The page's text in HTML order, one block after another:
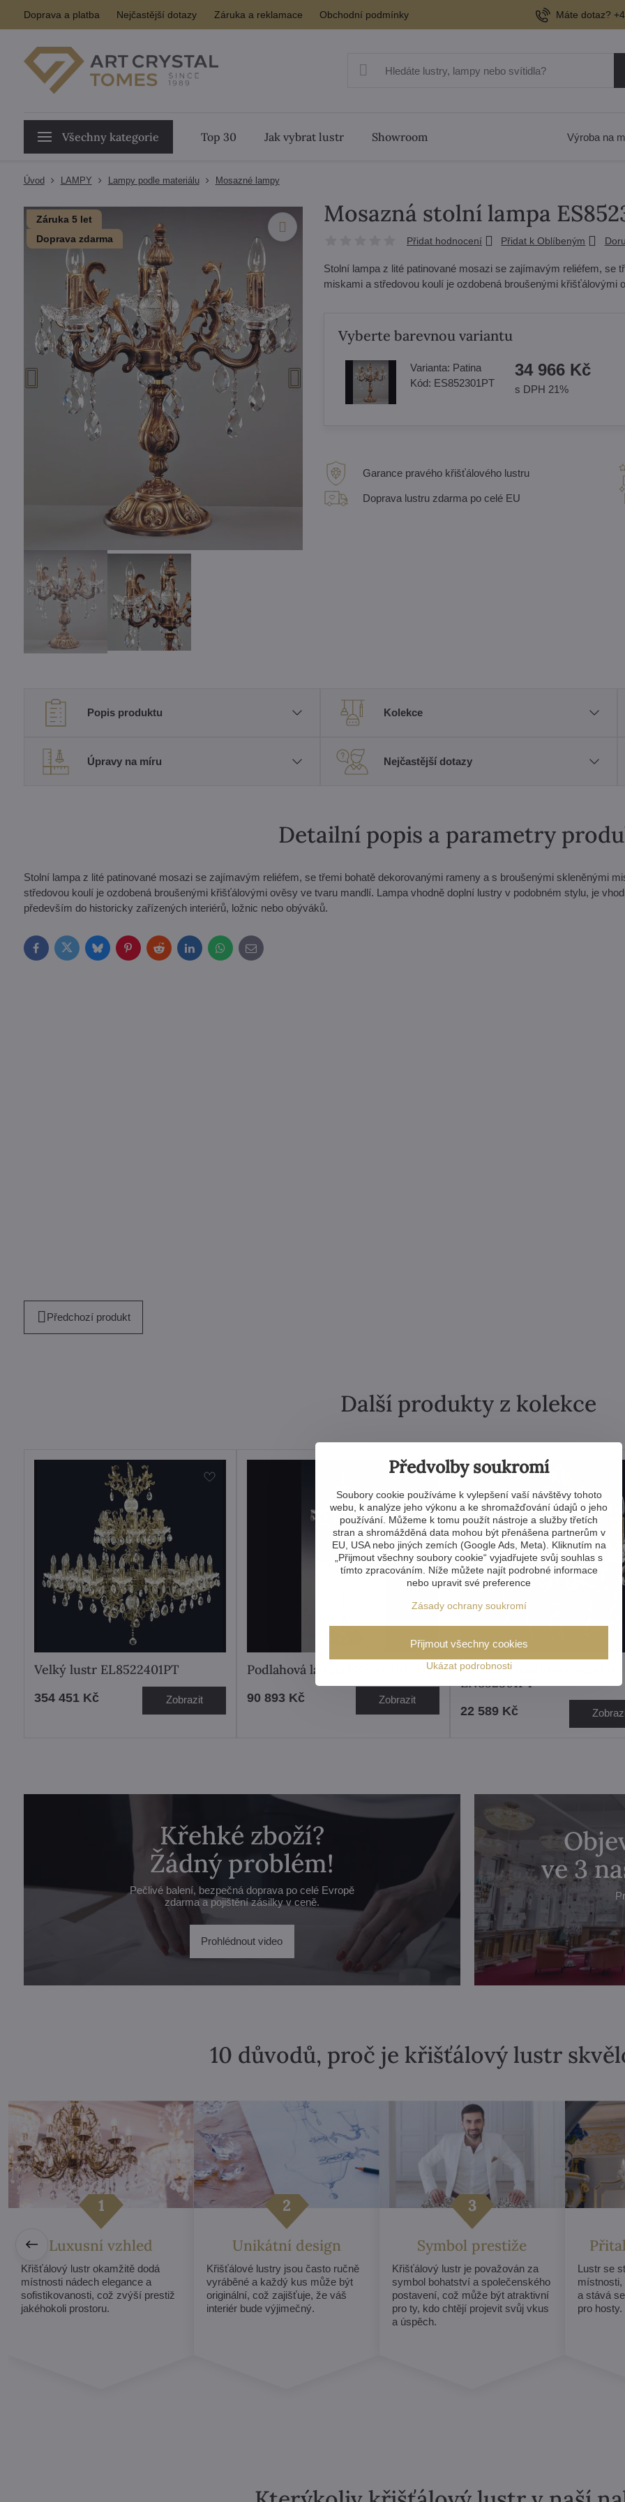
Doprava a platba Nejčastější dotazy Záruka a reklamace Obchodní podmínky Máte dotaz?
Všechny kategorie Top 30 Jak vybrat lustr Showroom Výroba na
Úvod LAMPY Lampy podle materiálu Mosazné lampy
Záruka 5 let
Doprava zdarma
Mosazná stolní lampa
Přidat hodnocení Přidat k Oblíbeným
Stolní lampa z lité patinované mosazi se zajímavým reliéfem,
miskami a středovou koulí je ozdobená broušenými křišťálovými
Vyberte barevnou variantu
Varianta: Patina
Kód: ES852301PT
34 966 Kč
s DPH 21%
Garance pravého křišťálového lustru
Doprava lustru zdarma po celé EU
Popis produktu Kolekce
Úpravy na míru Nejčastější dotazy
Detailní popis a parametry
Stolní lampa z lité patinované mosazi se zajímavým reliéfem, se třemi bohatě dekorovanými rameny a s broušenými skleněnými
středovou koulí je ozdobená broušenými křišťálovými ověsy ve tvaru mandlí. Lampa vhodně doplní lustry v podobném stylu, je
především do historicky zařízených interiérů, ložnic nebo obýváků.
FacebookTwitterBlueskyPinterestRedditLinkedInWhatsApp
E-
mail
Předchozí produkt
Další produkty z kolekce
Velký lustr EL8522401PT
354 451 Kč Zobrazit
Podlahová lampa ES850501KPT
90 893 Kč Zobrazit
Mosazné nástěnné svítidlo
EN852301PT
22 589 Kč
Křehké zboží?
Žádný problém!
Pečlivé balení, bezpečná doprava po celé Evropě
zdarma a pojištění zásilky v ceně.
Prohlédnout video
ve 3
10 důvodů, proč je křišťálový lustr
Luxusní vzhled
Křišťálový lustr okamžitě dodá
místnosti nádech elegance a
sofistikovanosti, což zvýší prestiž
jakéhokoli prostoru.
Unikátní design
Křišťálové lustry jsou často ručně
vyráběné a každý kus může být
originální, což zajišťuje, že váš
interiér bude výjimečný.
Symbol prestiže
Křišťálový lustr je považován za
symbol bohatství a společenského
postavení, což může být atraktivní
pro ty, kdo chtějí projevit svůj vkus
a úspěch.
Lustr se
místnosti,
a stává
pro hosty.
Předvolby soukromí
Soubory cookie používáme k vylepšení vaší návštěvy tohoto
webu, k analýze jeho výkonu a ke shromažďování údajů o jeho
používání. Můžeme k tomu použít nástroje a služby třetích
stran a shromážděná data mohou být přenášena partnerům v
EU, USA nebo jiných zemích (Google Ads, Meta). Kliknutím na
„Přijmout všechny soubory cookie“ vyjadřujete svůj souhlas s
tímto zpracováním. Níže můžete najít podrobné informace
nebo upravit své preference
Zásady ochrany soukromí
Ukázat podrobnosti
Přijmout všechny cookies